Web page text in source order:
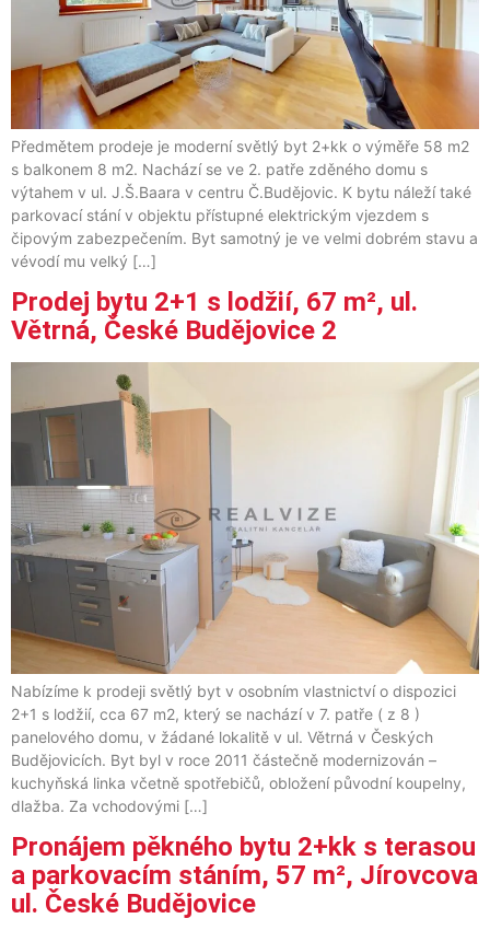
Předmětem prodeje je moderní světlý byt 2+kk o výměře 58 m2
s balkonem 8 m2. Nachází se ve 2. patře zděného domu s
výtahem v ul. J.Š.Baara v centru Č.Budějovic. K bytu náleží také
parkovací stání v objektu přístupné elektrickým vjezdem s
čipovým zabezpečením. Byt samotný je ve velmi dobrém stavu a
vévodí mu velký […]
Prodej bytu 2+1 s lodžií, 67 m², ul.
Větrná, České Budějovice 2
Nabízíme k prodeji světlý byt v osobním vlastnictví o dispozici
2+1 s lodžií, cca 67 m2, který se nachází v 7. patře ( z 8 )
panelového domu, v žádané lokalitě v ul. Větrná v Českých
Budějovicích. Byt byl v roce 2011 částečně modernizován –
kuchyňská linka včetně spotřebičů, obložení původní koupelny,
dlažba. Za vchodovými […]
Pronájem pěkného bytu 2+kk s terasou
a parkovacím stáním, 57 m², Jírovcova
ul. České Budějovice